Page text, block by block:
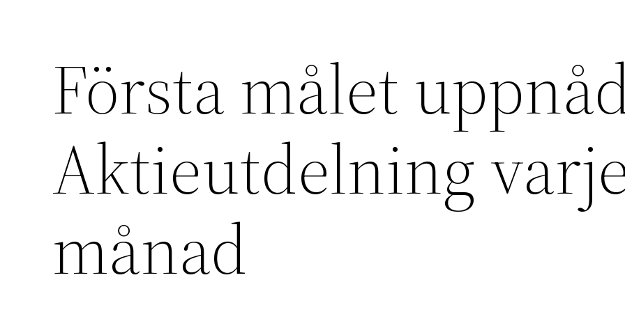
Första målet
Aktieutdelning
månad